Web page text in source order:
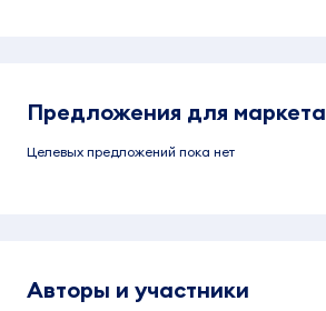
Предложения для маркета
Целевых предложений пока нет
Авторы и участники